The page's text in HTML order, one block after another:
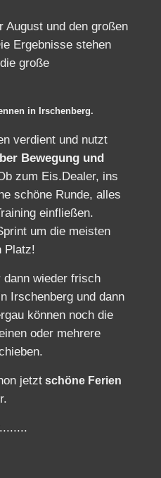
August und den großen
Ergebnisse stehen
große
in Irschenberg.
verdient und nutzt
Bewegung und
zum Eis.Dealer, ins
schöne Runde, alles
einfließen.
um die meisten
Platz!
dann wieder frisch
Irschenberg und dann
können noch die
oder mehrere
jetzt schöne Ferien